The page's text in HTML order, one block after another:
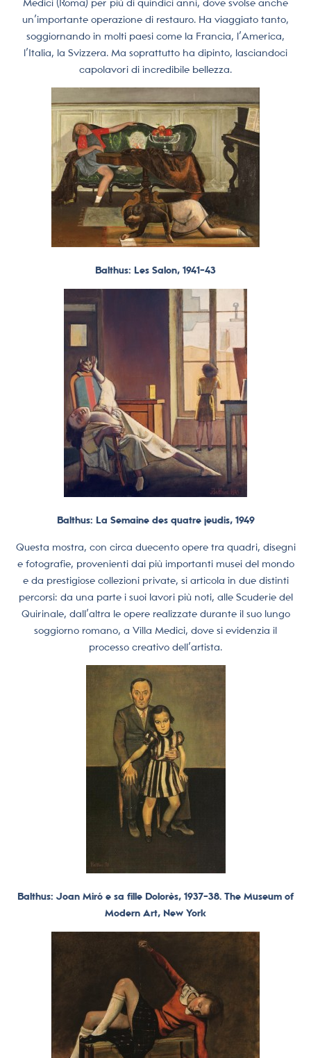
Medici (Roma) per più di quindici anni, dove svolse anche
un’importante operazione di restauro. Ha viaggiato tanto,
soggiornando in molti paesi come la Francia, l’America,
l’Italia, la Svizzera. Ma soprattutto ha dipinto, lasciandoci
capolavori di incredibile bellezza.
Balthus: Les Salon, 1941-43
Balthus: La Semaine des quatre jeudis, 1949
Questa mostra, con circa duecento opere tra quadri, disegni
e fotografie, provenienti dai più importanti musei del mondo
e da prestigiose collezioni private, si articola in due distinti
percorsi: da una parte i suoi lavori più noti, alle Scuderie del
Quirinale, dall’altra le opere realizzate durante il suo lungo
soggiorno romano, a Villa Medici, dove si evidenzia il
processo creativo dell’artista.
Balthus: Joan Miró e sa fille Dolorès, 1937-38. The Museum of
Modern Art, New York